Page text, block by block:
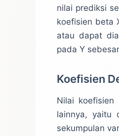
nilai prediksi
koefisien beta
atau dapat
pada Y
Koefisien
Nilai
lainnya, yaitu
sekumpulan